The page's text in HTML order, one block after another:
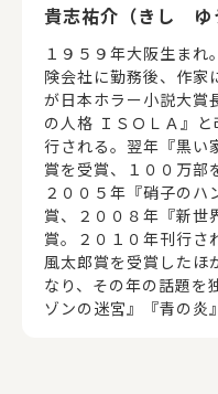
著者情報
貴志祐介（きし ゆ
１９５９年大阪生ま
険会社に勤務後、作家
が日本ホラー小説大賞
の人格 ＩＳＯＬＡ』
行される。翌年『黒い
賞を受賞、１００万部
２００５年『硝子のハ
賞、２００８年『新世
賞。２０１０年刊行さ
風太郎賞を受賞したほ
なり、その年の話題を
ゾンの迷宮』『青の炎